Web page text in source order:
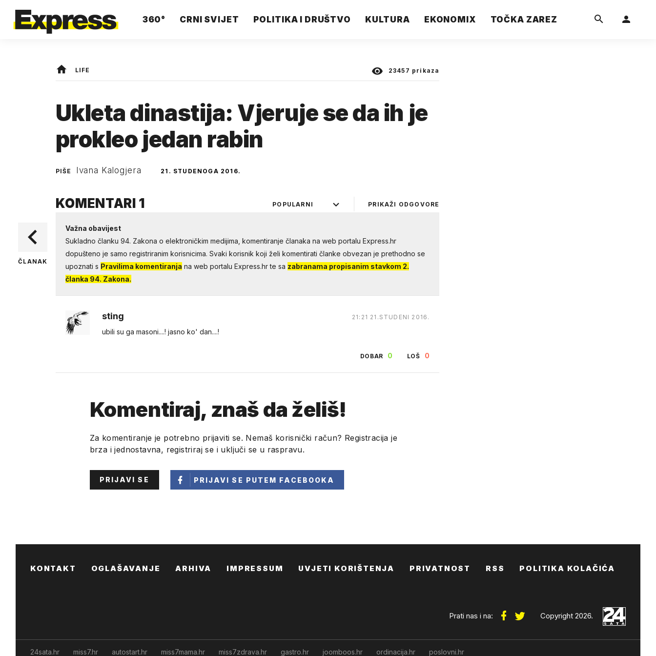
360° CRNI SVIJET POLITIKA I DRUŠTVO KULTURA EKONOMIX TOČKA ZAREZ
LIFE 23457 prikaza
Ukleta dinastija: Vjeruje se da ih je
prokleo jedan rabin
PIŠE Ivana Kalogjera 21. STUDENOGA 2016.
ČLANAK
KOMENTARI 1 PRIKAŽI ODGOVORE
POPULARNI
Važna obavijest
Sukladno članku 94. Zakona o elektroničkim medijima, komentiranje članaka na web portalu Express.hr
dopušteno je samo registriranim korisnicima. Svaki korisnik koji želi komentirati članke obvezan je prethodno se
upoznati s Pravilima komentiranja na web portalu Express.hr te sa zabranama propisanim stavkom 2.
članka 94. Zakona.
sting 21:21 21.STUDENI 2016.
ubili su ga masoni....! jasno ko' dan....!
DOBAR 0 LOŠ 0
Komentiraj, znaš da želiš!
Za komentiranje je potrebno prijaviti se. Nemaš korisnički račun? Registracija je
brza i jednostavna, registriraj se i uključi se u raspravu.
PRIJAVI SE PRIJAVI SE PUTEM FACEBOOKA
KONTAKT OGLAŠAVANJE ARHIVA IMPRESSUM UVJETI KORIŠTENJA PRIVATNOST RSS POLITIKA KOLAČIĆA
Prati nas i na: Copyright 2026.
24sata.hr miss7.hr autostart.hr miss7mama.hr miss7zdrava.hr gastro.hr joomboos.hr ordinacija.hr
poslovni.hr